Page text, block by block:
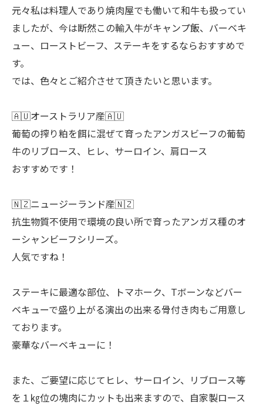
元々私は料理人であり焼肉屋でも働いて和牛も扱ってい
ましたが、今は断然この輸入牛がキャンプ飯、バーベキ
ュー、ローストビーフ、ステーキをするならおすすめで
す。
では、色々とご紹介させて頂きたいと思います。
🇦🇺オーストラリア産🇦🇺
葡萄の搾り粕を餌に混ぜて育ったアンガスビーフの葡萄
牛のリブロース、ヒレ、サーロイン、肩ロース
おすすめです！
🇳🇿ニュージーランド産🇳🇿
抗生物質不使用で環境の良い所で育ったアンガス種のオ
ーシャンビーフシリーズ。
人気ですね！
ステーキに最適な部位、トマホーク、Tボーンなどバー
ベキューで盛り上がる演出の出来る骨付き肉もご用意し
ております。
豪華なバーベキューに！
また、ご要望に応じてヒレ、サーロイン、リブロース等
を１㎏位の塊肉にカットも出来ますので、自家製ロース